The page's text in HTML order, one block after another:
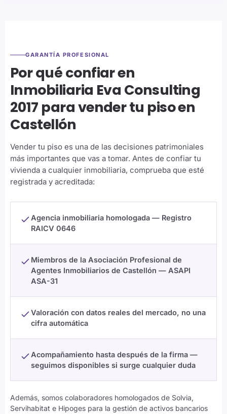
GARANTÍA PROFESIONAL
Por qué confiar en
Inmobiliaria Eva Consulting
2017 para vender tu piso en
Castellón
Vender tu piso es una de las decisiones patrimoniales
más importantes que vas a tomar. Antes de confiar tu
vivienda a cualquier inmobiliaria, comprueba que esté
registrada y acreditada:
Agencia inmobiliaria homologada — Registro
RAICV 0646
Miembros de la Asociación Profesional de
Agentes Inmobiliarios de Castellón — ASAPI
ASA-31
Valoración con datos reales del mercado, no una
cifra automática
Acompañamiento hasta después de la firma —
seguimos disponibles si surge cualquier duda
Además, somos colaboradores homologados de Solvia,
Servihabitat e Hipoges para la gestión de activos bancarios